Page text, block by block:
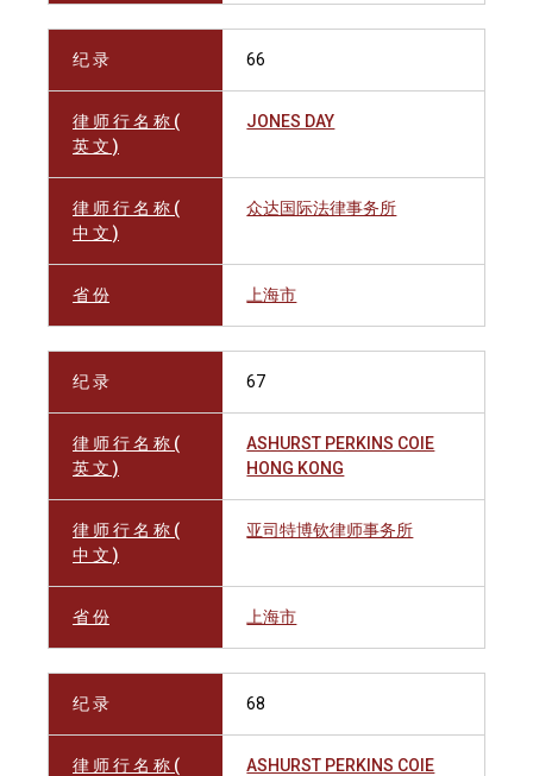
纪 录 66
律 师 行 名 称 (
英 文 )
JONES DAY
律 师 行 名 称 (
中 文 )
众达国际法律事务所
省 份 上海市
纪 录 67
律 师 行 名 称 (
英 文 )
ASHURST PERKINS COIE
HONG KONG
律 师 行 名 称 (
中 文 )
亚司特博钦律师事务所
省 份 上海市
纪 录 68
律 师 行 名 称 (
ASHURST PERKINS COIE